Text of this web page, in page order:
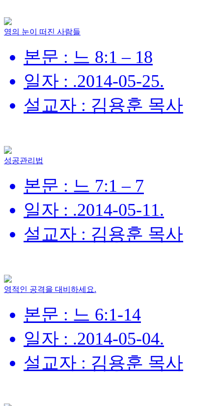
영의 눈이 떠진 사람들
본문 : 느 8:1 – 18
일자 : .2014-05-25.
설교자 : 김용훈 목사
성공관리법
본문 : 느 7:1 – 7
일자 : .2014-05-11.
설교자 : 김용훈 목사
영적인 공격을 대비하세요.
본문 : 느 6:1-14
일자 : .2014-05-04.
설교자 : 김용훈 목사